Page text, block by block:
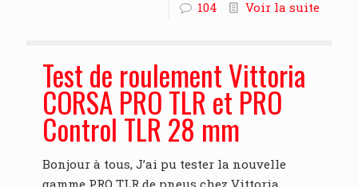
104 Voir la suite
Test de roulement Vittoria
CORSA PRO TLR et PRO
Control TLR 28 mm
Bonjour à tous, J’ai pu tester la nouvelle